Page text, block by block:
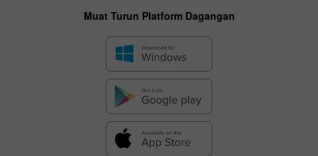
Muat Turun Platform Dagangan